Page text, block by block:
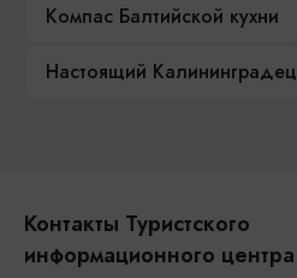
Компас Балтийской кухни
Настоящий Калининградец
Контакты Туристского
информационного центра